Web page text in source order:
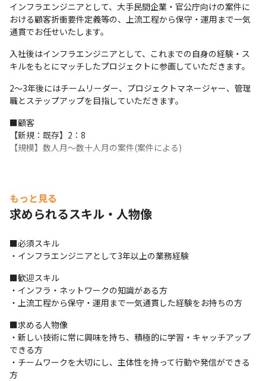
インフラエンジニアとして、大手民間企業・官公庁向けの案件に
おける顧客折衝要件定義等の、上流工程から保守・運用まで一気
通貫でお任せいたします。
入社後はインフラエンジニアとして、これまでの自身の経験・ス
キルをもとにマッチしたプロジェクトに参画していただきます。
2～3年後にはチームリーダー、プロジェクトマネージャー、管理
職とステップアップを目指していただきます。
■顧客
【新規：既存】2：8
【規模】数人月～数十人月の案件(案件による)
もっと見る
求められるスキル・人物像
■必須スキル
・インフラエンジニアとして3年以上の業務経験
■歓迎スキル
・インフラ・ネットワークの知識がある方
・上流工程から保守・運用まで一気通貫した経験をお持ちの方
■求める人物像
・新しい技術に常に興味を持ち、積極的に学習・キャッチアップ
できる方
・チームワークを大切にし、主体性を持って行動や発信ができる
方